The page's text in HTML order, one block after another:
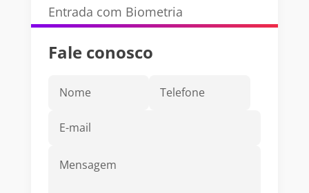
Entrada com Biometria
Fale conosco